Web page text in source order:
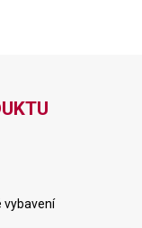
vybavení